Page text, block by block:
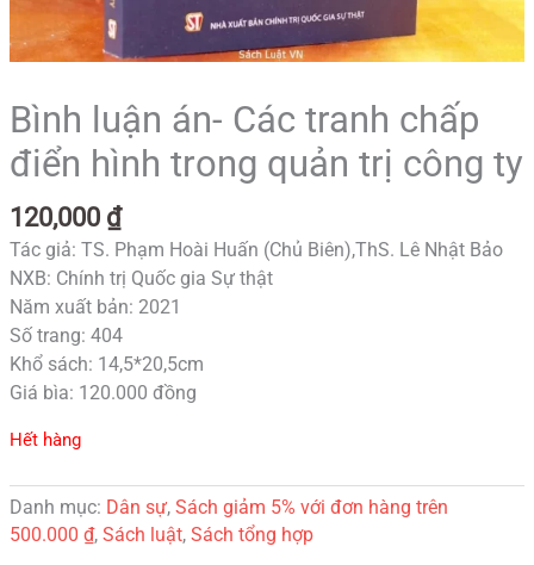
Bình luận án- Các tranh chấp
điển hình trong quản trị công ty
120,000 ₫
Tác giả: TS. Phạm Hoài Huấn (Chủ Biên),ThS. Lê Nhật Bảo
NXB: Chính trị Quốc gia Sự thật
Năm xuất bản: 2021
Số trang: 404
Khổ sách: 14,5*20,5cm
Giá bìa: 120.000 đồng
Hết hàng
Danh mục: Dân sự, Sách giảm 5% với đơn hàng trên
500.000 ₫, Sách luật, Sách tổng hợp